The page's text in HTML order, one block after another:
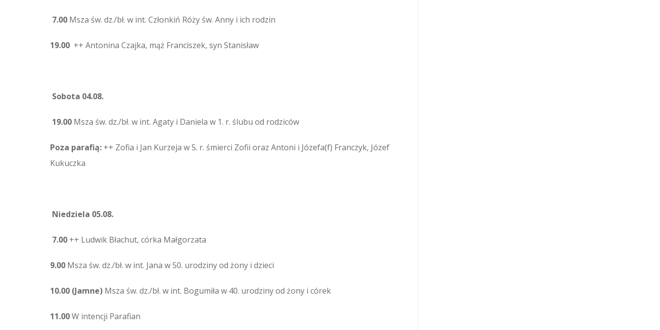
7.00 Msza św. dz./bł. w int. Członkiń Róży św. Anny i ich rodzin
19.00 ++ Antonina Czajka, mąż Franciszek, syn Stanisław
Sobota 04.08.
19.00 Msza św. dz./bł. w int. Agaty i Daniela w 1. r. ślubu od rodziców
Poza parafią: ++ Zofia i Jan Kurzeja w 5. r. śmierci Zofii oraz Antoni i Józefa(f) Franczyk, Józef
Kukuczka
Niedziela 05.08.
7.00 ++ Ludwik Błachut, córka Małgorzata
9.00 Msza św. dz./bł. w int. Jana w 50. urodziny od żony i dzieci
10.00 (Jamne) Msza św. dz./bł. w int. Bogumiła w 40. urodziny od żony i córek
11.00W intencji Parafian